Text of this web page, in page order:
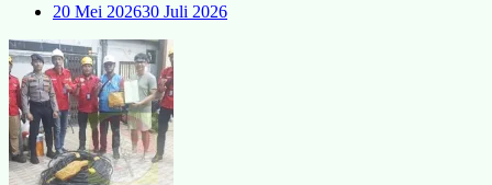
20 Mei 202630 Juli 2026